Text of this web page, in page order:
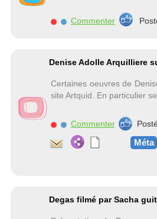
Commenter
Denise Adolle Arquilliere
Certaines oeuvres de
site Artquid. En particulier
Commenter
Méta
Degas filmé par Sacha